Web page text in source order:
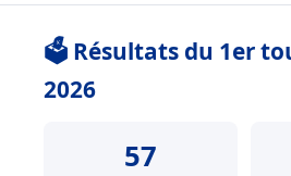
🗳️ Résultats du 1er
2026
57